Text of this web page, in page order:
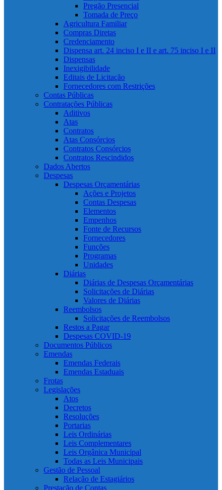
Pregão Presencial
Tomada de Preço
Agricultura Familiar
Compras Diretas
Credenciamento
Dispensa art. 24 inciso I e II e art. 75 inciso I e II
Dispensas
Inexigibilidade
Editais de Licitação
Fornecedores com Restrições
Contas Públicas
Contratações Públicas
Aditivos
Atas
Contratos
Atas Consórcios
Contratos Consórcios
Contratos Rescindidos
Dados Abertos
Despesas
Despesas Orçamentárias
Ações e Projetos
Contas Despesas
Elementos
Empenhos
Fonte de Recursos
Fornecedores
Funções
Programas
Unidades
Diárias
Diárias de Despesas Orçamentárias
Solicitações de Diárias
Valores de Diárias
Reembolsos
Solicitações de Reembolsos
Restos a Pagar
Despesas COVID-19
Documentos Públicos
Emendas
Emendas Federais
Emendas Estaduais
Frotas
Legislações
Atos
Decretos
Resoluções
Portarias
Leis Ordinárias
Leis Complementares
Leis Orgânica Municipal
Todas as Leis Municipais
Gestão de Pessoal
Relação de Estagiários
Prestação de Contas